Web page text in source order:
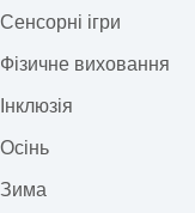
Сенсорні ігри
Фізичне виховання
Інклюзія
Осінь
Зима